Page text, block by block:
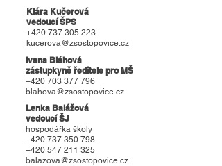
Klára Kučerová
vedoucí ŠPS
+420 737 305 223
kucerova@zsostopovice.cz
Ivana Bláhová
zástupkyně ředitele pro MŠ
+420 703 377 796
blahova@zsostopovice.cz
Lenka Balážová
vedoucí ŠJ
hospodářka školy
+420 737 350 798
+420 547 211 325
balazova@zsostopovice.cz